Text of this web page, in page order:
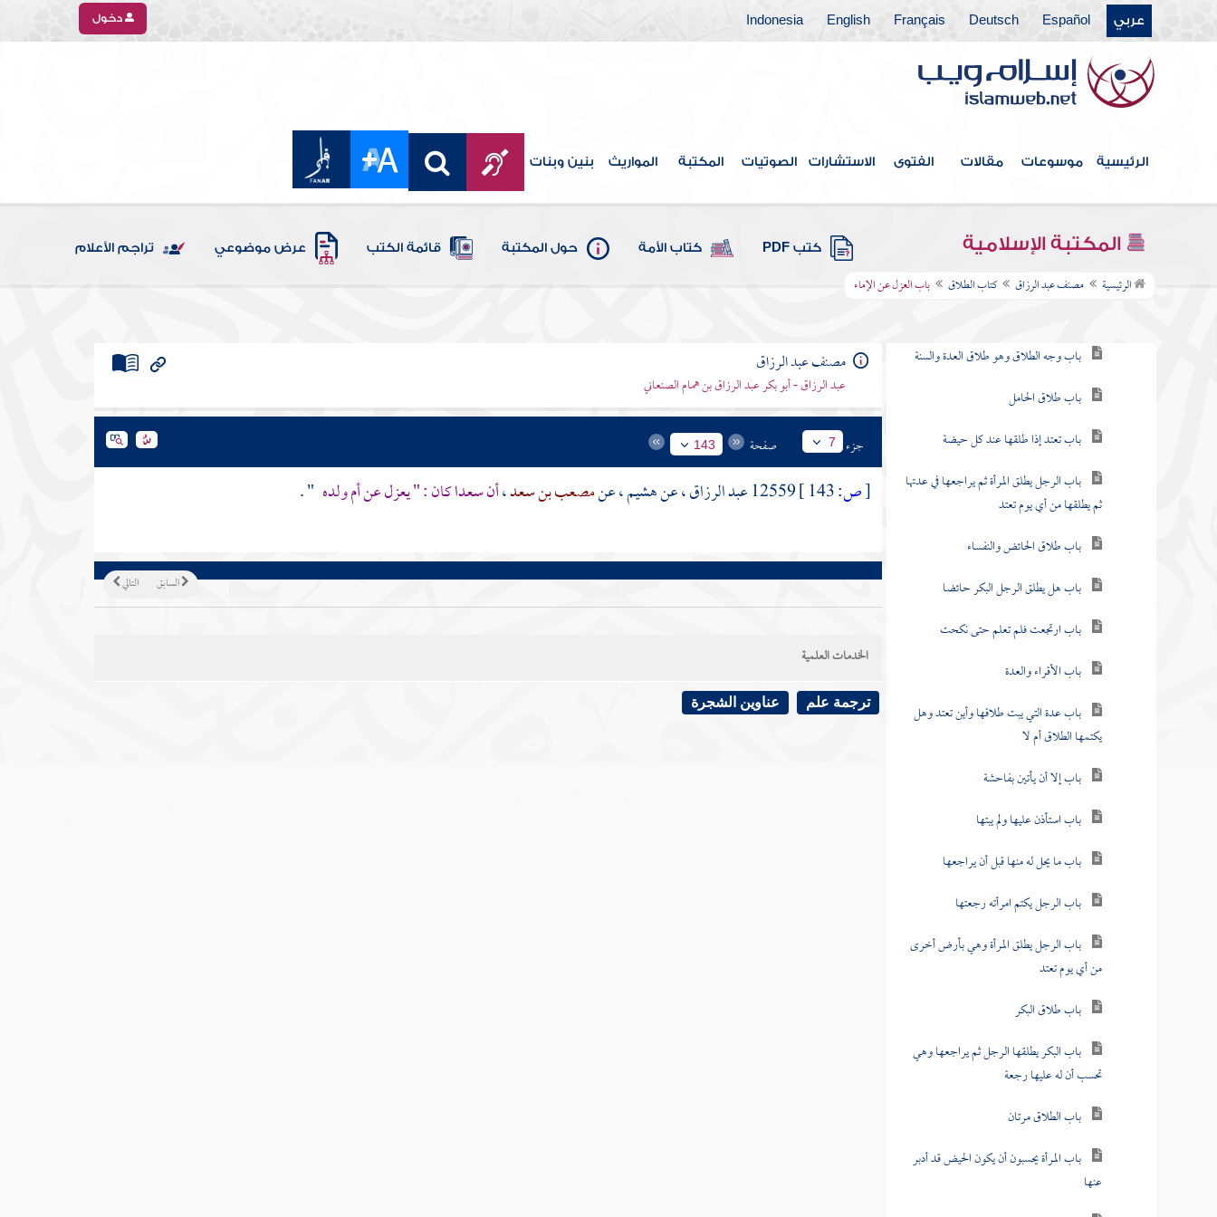
عربي Español
Deutsch
Français
English
Indonesia دخول
الرئيسية موسوعات مقالات الفتوى الاستشارات الصوتيات المكتبة المواريث بنين وبنات
المكتبة الإسلامية كتب PDF كتاب الأمة حول المكتبة قائمة الكتب عرض موضوعي تراجم الأعلام
الرئيسية مصنف عبد الرزاق كتاب الطلاق باب العزل عن الإماء
كتاب الاعتكاف
كتاب المناسك
كتاب الجهاد
كتاب المغازي
كتاب أهل الكتاب
كتاب النكاح
كتاب الطلاق
باب وجه الطلاق وهو طلاق العدة والسنة
باب طلاق الحامل
باب تعتد إذا طلقها عند كل حيضة
باب الرجل يطلق المرأة ثم يراجعها في عدتها
ثم يطلقها من أي يوم تعتد
باب طلاق الحائض والنفساء
باب هل يطلق الرجل البكر حائضا
باب ارتجعت فلم تعلم حتى نكحت
باب الأقراء والعدة
باب عدة التي يبت طلاقها وأين تعتد وهل
يكتمها الطلاق أم لا
باب إلا أن يأتين بفاحشة
باب استأذن عليها ولم يبتها
باب ما يحل له منها قبل أن يراجعها
باب الرجل يكتم امرأته رجعتها
باب الرجل يطلق المرأة وهي بأرض أخرى
من أي يوم تعتد
باب طلاق البكر
باب البكر يطلقها الرجل ثم يراجعها وهي
تحسب أن له عليها رجعة
باب الطلاق مرتان
باب المرأة يحسبون أن يكون الحيض قد أدبر
عنها
مصنف عبد الرزاق
عبد الرزاق - أبو بكر عبد الرزاق بن همام الصنعاني
جزء 7 صفحة 143
[ص: 12559عبد الرزاق، عنهشيم، عنمصعب بن سعد،أنسعداكان : " يعزل عن أم ولده " .
التالي السابق
الخدمات العلمية
ترجمة علم عناوين الشجرة